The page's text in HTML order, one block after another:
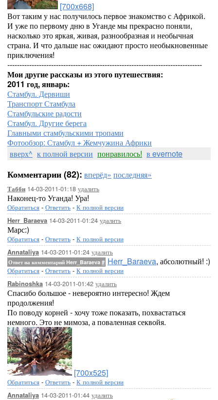
[700x668]
Вот таким у нас получилось первое знакомство с Африкой.
И уже по первому дню в Уганде мы прекрасно поняли,
насколько это яркая, живая, разнообразная и необычная
страна. И что дальше нас ожидают просто необыкновенные
приключения!
--------------------------------------------------------------------------------
Мои другие рассказы из этого путешествия:
2011 год, январь:
Стамбул. Дервиши
Транспорт Стамбула
Стамбульские радости
Стамбул. Другие берега
Главными стамбульскими тропами
Фотообзор: Стамбул + Жемчужина Африки
вверх^ к полной версии понравилось! в evernote
Комментарии (82): вперёд» последняя»
Табби 14-03-2011-01:18 удалить
Наконец-то Уганда! Ура!
Обратиться - Ответить - К полной версии
Herr_Baraeva 14-03-2011-01:24 удалить
Марс:)
Обратиться - Ответить - К полной версии
Annataliya 14-03-2011-01:24 удалить
Ответ на комментарий Herr_Baraeva # Herr_Baraeva, абсолютный! :)
Обратиться - Ответить - К полной версии
Rabinoshka 14-03-2011-01:42 удалить
Спасибо большое - невероятно интересно! Ждем
продолжения!
По поводу корней - хочу тоже показать, похвастаться
немного. Это не мимоза, а поваленная секвойя.
[700x525]
Обратиться - Ответить - К полной версии
Annataliya 14-03-2011-01:44 удалить